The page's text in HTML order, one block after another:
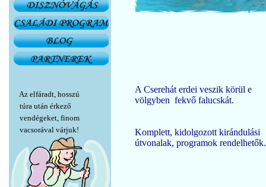
Az elfáradt, hosszú
túra után érkező
vendégeket, finom
vacsorával várjuk!
A Cserehát erdei veszik körül e
völgyben fekvő falucskát.
Komplett, kidolgozott kirándulási
útvonalak, programok rendelhetők.